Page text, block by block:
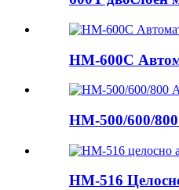
HM-600C
HM-500/600/
HM-516